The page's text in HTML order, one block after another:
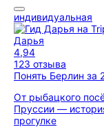
индивидуальная
Дарья
4,94
123 отзыва
Понять Берлин за
От рыбацкого
Пруссии —
прогулке